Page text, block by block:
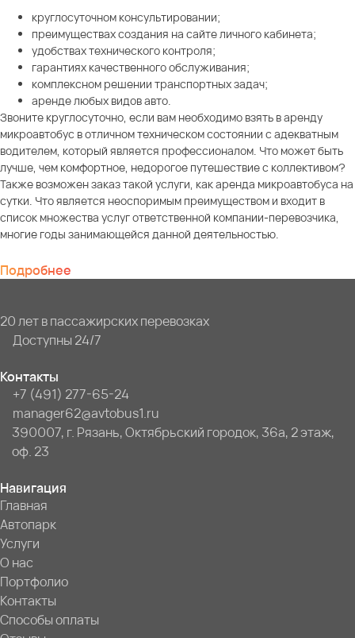
круглосуточном консультировании;
преимуществах создания на сайте личного кабинета;
удобствах технического контроля;
гарантиях качественного обслуживания;
комплексном решении транспортных задач;
аренде любых видов авто.
Звоните круглосуточно, если вам необходимо взять в аренду
микроавтобус в отличном техническом состоянии с адекватным
водителем, который является профессионалом. Что может быть
лучше, чем комфортное, недорогое путешествие с коллективом?
Также возможен заказ такой услуги, как аренда микроавтобуса на
сутки. Что является неоспоримым преимуществом и входит в
список множества услуг ответственной компании-перевозчика,
многие годы занимающейся данной деятельностью.
Подробнее
20 лет в пассажирских перевозках
Доступны 24/7
Контакты
+7 (491) 277-65-24
manager62@avtobus1.ru
390007, г. Рязань, Октябрьский городок, 36а, 2 этаж,
оф. 23
Навигация
Главная
Автопарк
Услуги
О нас
Портфолио
Контакты
Способы оплаты